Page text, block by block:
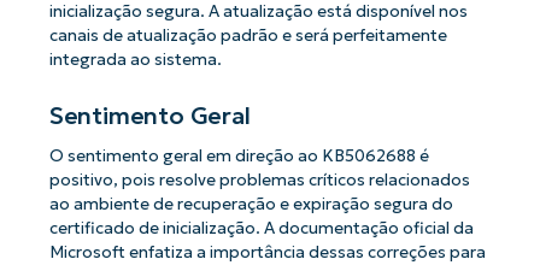
inicialização segura. A atualização está disponível nos
canais de atualização padrão e será perfeitamente
integrada ao sistema.
Sentimento Geral
O sentimento geral em direção ao KB5062688 é
positivo, pois resolve problemas críticos relacionados
ao ambiente de recuperação e expiração segura do
certificado de inicialização. A documentação oficial da
Microsoft enfatiza a importância dessas correções para